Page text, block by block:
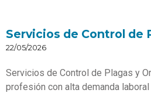
Servicios de Control de
22/05/2026
Servicios de Control de Plagas y
profesión con alta demanda